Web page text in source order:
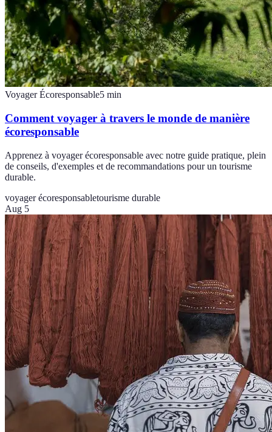
Voyager Écoresponsable5 min
Comment voyager à travers le monde de manière
écoresponsable
Apprenez à voyager écoresponsable avec notre guide pratique, plein
de conseils, d'exemples et de recommandations pour un tourisme
durable.
voyager écoresponsabletourisme durable
Aug 5